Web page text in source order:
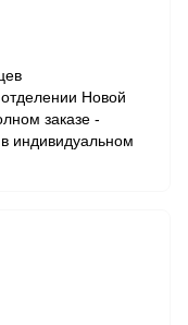
Новой
заказе -
индивидуальном